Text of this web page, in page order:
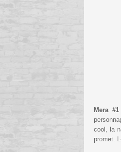
Mera
cool, la
promet.